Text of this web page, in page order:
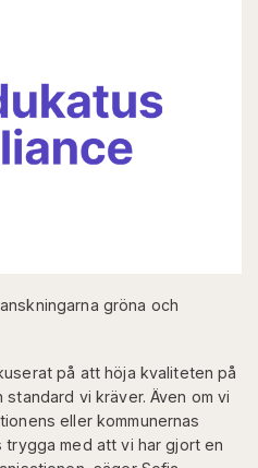
gröna och
på att höja kvaliteten på
vi kräver. Även om vi
eller kommunernas
med att vi har gjort en